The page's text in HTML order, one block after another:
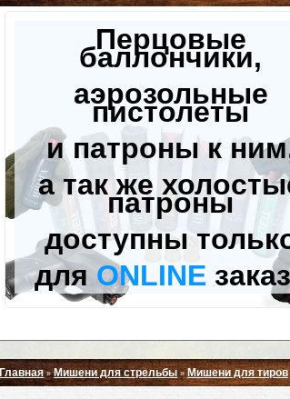
Перцовые
баллончики,
аэрозольные
пистолеты
и патроны к
а так же
патроны
доступны
дляONLINE
Главная»Мишени для стрельбы » Мишени для тиров